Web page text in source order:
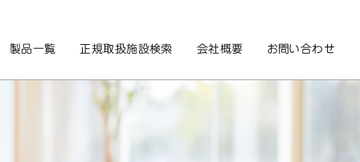
製品一覧 正規取扱施設検索 会社概要 お問い合わせ